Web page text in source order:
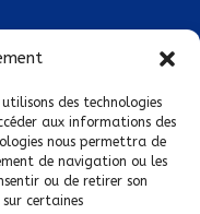
des technologies
aux informations des
nous permettra de
de navigation ou les
ou de retirer son
certaines